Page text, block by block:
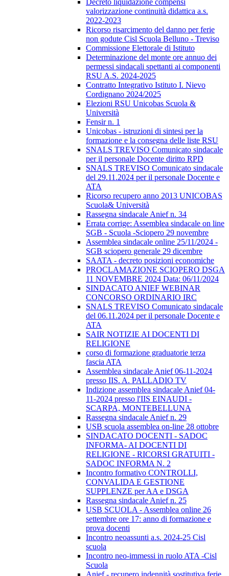
Decreto liquidazione compensi
valorizzazione continuità didattica a.s.
2022-2023
Ricorso risarcimento del danno per ferie
non godute Cisl Scuola Belluno - Treviso
Commissione Elettorale di Istituto
Determinazione del monte ore annuo dei
permessi sindacali spettanti ai componenti
RSU A.S. 2024-2025
Contratto Integrativo Istituto I. Nievo
Cordignano 2024/2025
Elezioni RSU Unicobas Scuola &
Università
Fensir n. 1
Unicobas - istruzioni di sintesi per la
formazione e la consegna delle liste RSU
SNALS TREVISO Comunicato sindacale
per il personale Docente diritto RPD
SNALS TREVISO Comunicato sindacale
del 29.11.2024 per il personale Docente e
ATA
Ricorso recupero anno 2013 UNICOBAS
Scuola& Università
Rassegna sindacale Anief n. 34
Errata corrige: Assemblea sindacale on line
SGB - Scuola -Sciopero 29 novembre
Assemblea sindacale online 25/11/2024 -
SGB sciopero generale 29 dicembre
SAATA - decreto posizioni economiche
PROCLAMAZIONE SCIOPERO DSGA
11 NOVEMBRE 2024 Data: 06/11/2024
SINDACATO ANIEF WEBINAR
CONCORSO ORDINARIO IRC
SNALS TREVISO Comunicato sindacale
del 06.11.2024 per il personale Docente e
ATA
SAIR NOTIZIE AI DOCENTI DI
RELIGIONE
corso di formazione graduatorie terza
fascia ATA
Assemblea sindacale Anief 06-11-2024
presso IIS. A. PALLADIO TV
Indizione assemblea sindacale Anief 04-
11-2024 presso l'IIS EINAUDI -
SCARPA, MONTEBELLUNA
Rassegna sindacale Anief n. 29
USB scuola assemblea on-line 28 ottobre
SINDACATO DOCENTI - SADOC
INFORMA- AI DOCENTI DI
RELIGIONE - RICORSI GRATUITI -
SADOC INFORMA N. 2
Incontro formativo CONTROLLI,
CONVALIDA E GESTIONE
SUPPLENZE per AA e DSGA
Rassegna sindacale Anief n. 25
USB SCUOLA - Assemblea online 26
settembre ore 17: anno di formazione e
prova docenti
Incontro neoassunti a.s. 2024-25 Cisl
scuola
Incontro neo-immessi in ruolo ATA -Cisl
Scuola